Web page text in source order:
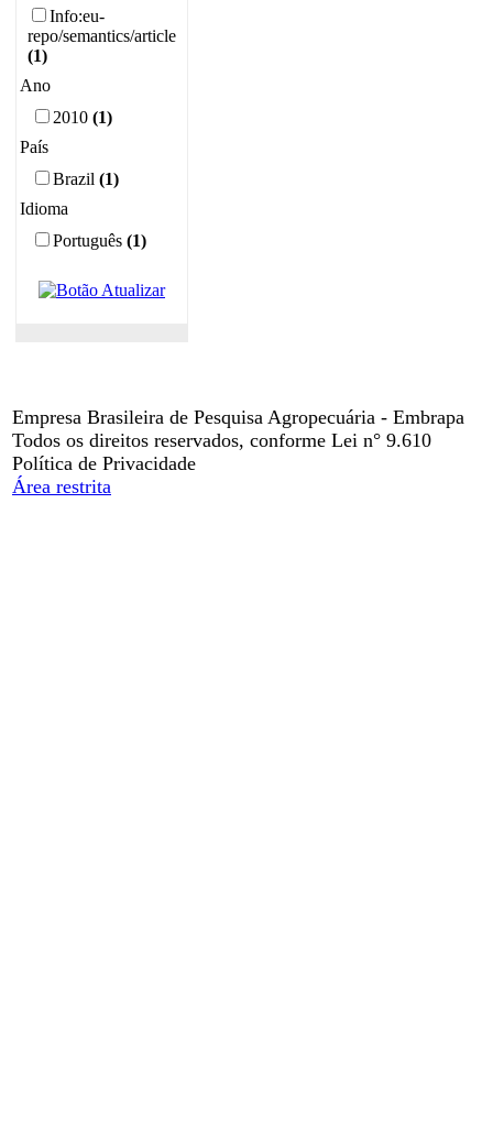
Info:eu-
repo/semantics/article
(1)
Ano
2010 (1)
País
Brazil (1)
Idioma
Português (1)
Empresa Brasileira de Pesquisa Agropecuária - Embrapa
Todos os direitos reservados, conforme Lei n° 9.610
Política de Privacidade
Área restrita